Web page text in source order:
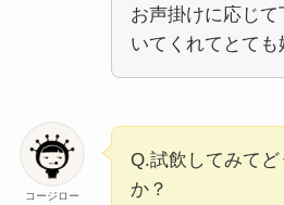
お声掛けに応じ
いてくれてとて
コージロー
Q.試飲してみて
か？